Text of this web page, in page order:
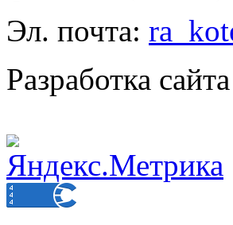
Эл. почта:
Разработка